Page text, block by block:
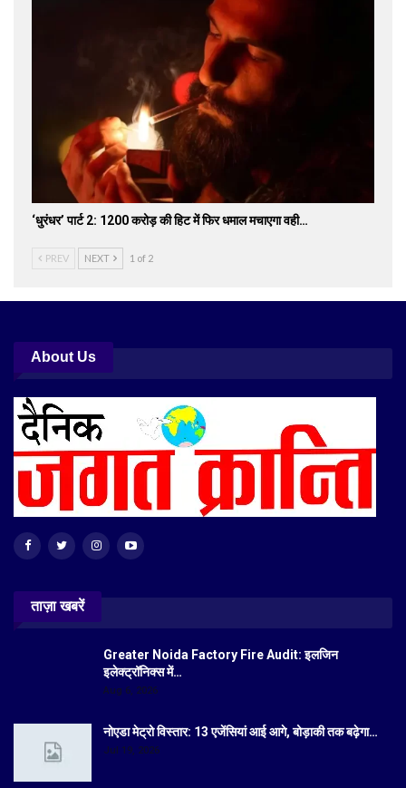
‘धुरंधर’ पार्ट 2: 1200 करोड़ की हिट में फिर धमाल मचाएगा वही…
PREV NEXT 1 of 2
About Us
ताज़ा खबरें
Greater Noida Factory Fire Audit: इलजिन
इलेक्ट्रॉनिक्स में…
Aug 6, 2026
नोएडा मेट्रो विस्तार: 13 एजेंसियां आई आगे, बोड़ाकी तक बढ़ेगा…
Jul 19, 2026